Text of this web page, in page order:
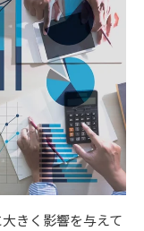
きく影響を与えて